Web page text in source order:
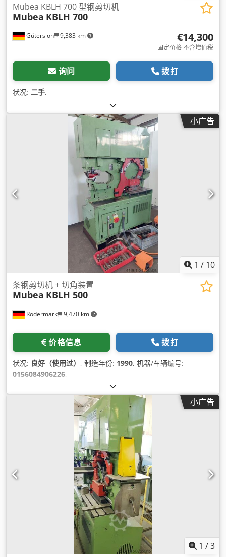
Gütersloh 9,383 km
Mubea KBLH 700 型钢剪切机
Mubea KBLH 700
€14,300
固定价格 不含增值税
询问 拨打
状况: 二手,
小广告
1 / 10
Rödermark 9,470 km
条钢剪切机 + 切角装置
Mubea KBLH 500
价格信息 拨打
状况: 良好（使用过） , 制造年份: 1990, 机器/车辆编号:
0156084906226,
小广告
1 /3